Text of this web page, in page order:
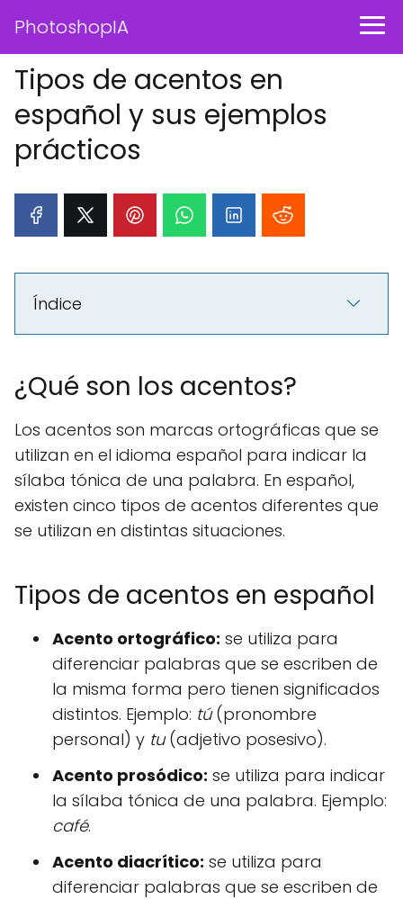
PhotoshopIA
Tipos de acentos en
español y sus ejemplos
prácticos
Índice
¿Qué son los acentos?
Los acentos son marcas ortográficas que se
utilizan en el idioma español para indicar la
sílaba tónica de una palabra. En español,
existen cinco tipos de acentos diferentes que
se utilizan en distintas situaciones.
Tipos de acentos en español
Acento ortográfico: se utiliza para
diferenciar palabras que se escriben de
la misma forma pero tienen significados
distintos. Ejemplo: tú(pronombre
personal) y tu(adjetivo posesivo).
Acento prosódico: se utiliza para indicar
la sílaba tónica de una palabra. Ejemplo:
café.
Acento diacrítico: se utiliza para
diferenciar palabras que se escriben de